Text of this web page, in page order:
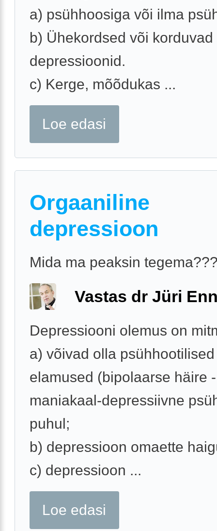
a) psühhoosiga või ilma
b) Ühekordsed või korduvad
depressioonid.
c) Kerge, mõõdukas ...
Loe edasi
Orgaaniline
depressioon
Mida ma peaksin
Vastas dr Jüri
Depressiooni olemus on
a) võivad olla psühhootilised
elamused (bipolaarse häire
maniakaal-depressiivne
puhul;
b) depressioon omaette
c) depressioon ...
Loe edasi